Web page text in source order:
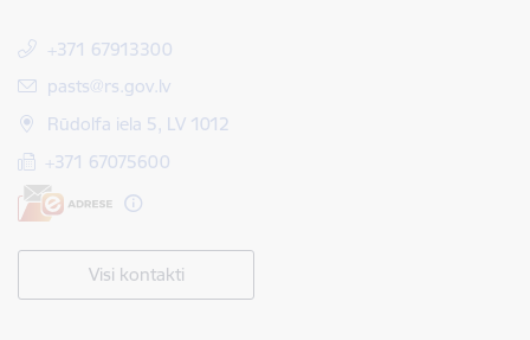
+371 67913300
E-pasts:
pasts@rs.gov.lv
Rūdolfa iela 5, LV 1012
+371 67075600
Visi kontakti